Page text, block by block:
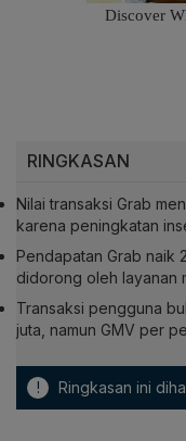
RINGKASAN
Nilai transaksi Grab
karena peningkatan
Pendapatan Grab naik
didorong oleh layanan
Transaksi pengguna
juta, namun GMV per
! Ringkasan ini